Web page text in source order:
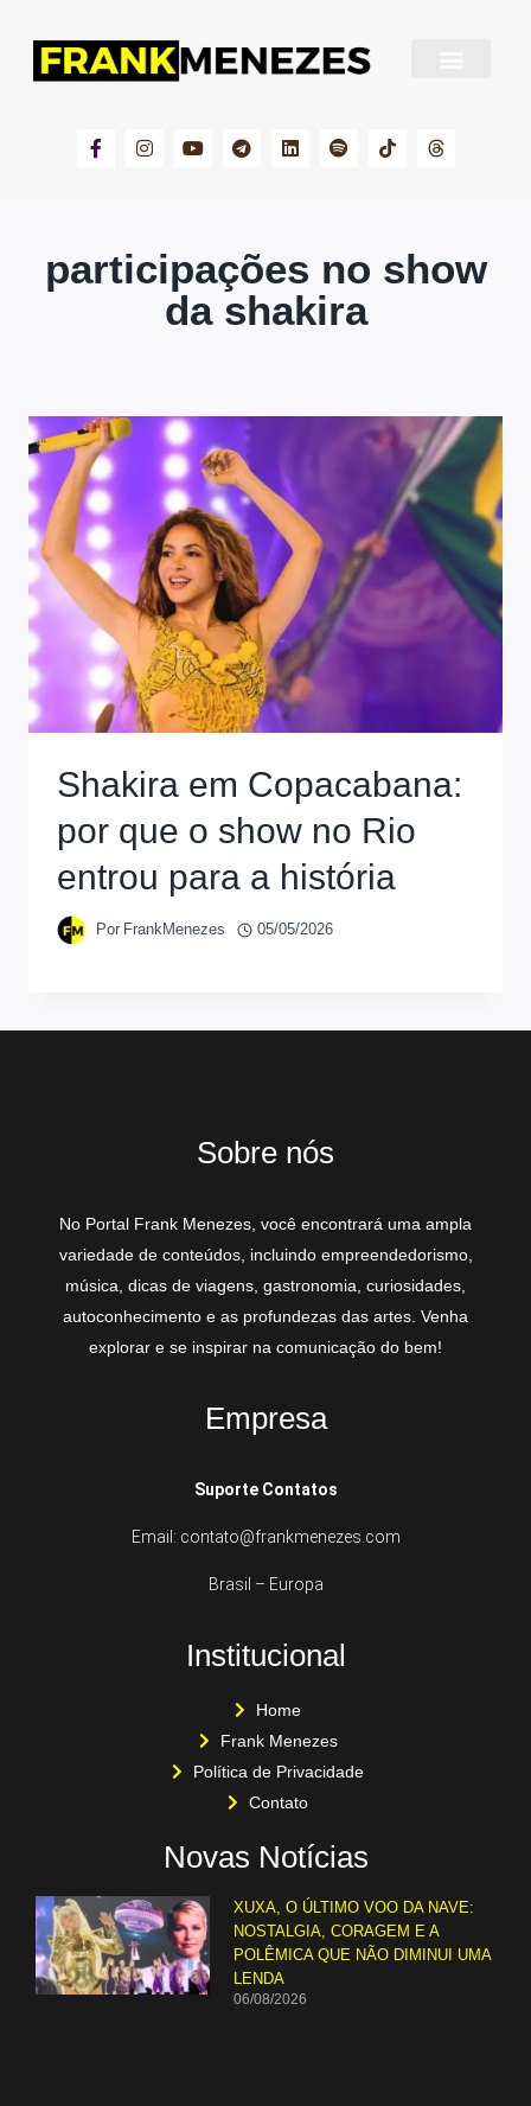
participações no show
da shakira
Shakira em Copacabana:
por que o show no Rio
entrou para a história
Por FrankMenezes 05/05/2026
Sobre nós
No Portal Frank Menezes, você encontrará uma ampla
variedade de conteúdos, incluindo empreendedorismo,
música, dicas de viagens, gastronomia, curiosidades,
autoconhecimento e as profundezas das artes. Venha
explorar e se inspirar na comunicação do bem!
Empresa
Suporte Contatos
Email: contato@frankmenezes.com
Brasil – Europa
Institucional
Home
Frank Menezes
Política de Privacidade
Contato
Novas Notícias
XUXA, O ÚLTIMO VOO DA NAVE:
NOSTALGIA, CORAGEM E A
POLÊMICA QUE NÃO DIMINUI UMA
LENDA
06/08/2026